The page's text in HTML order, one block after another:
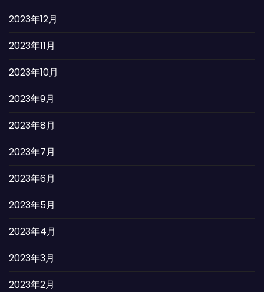
2023年12月
2023年11月
2023年10月
2023年9月
2023年8月
2023年7月
2023年6月
2023年5月
2023年4月
2023年3月
2023年2月